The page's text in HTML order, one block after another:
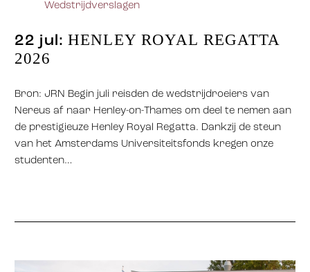
Wedstrijdverslagen
22 jul: HENLEY ROYAL REGATTA
2026
Bron: JRN Begin juli reisden de wedstrijdroeiers van
Nereus af naar Henley-on-Thames om deel te nemen aan
de prestigieuze Henley Royal Regatta. Dankzij de steun
van het Amsterdams Universiteitsfonds kregen onze
studenten…